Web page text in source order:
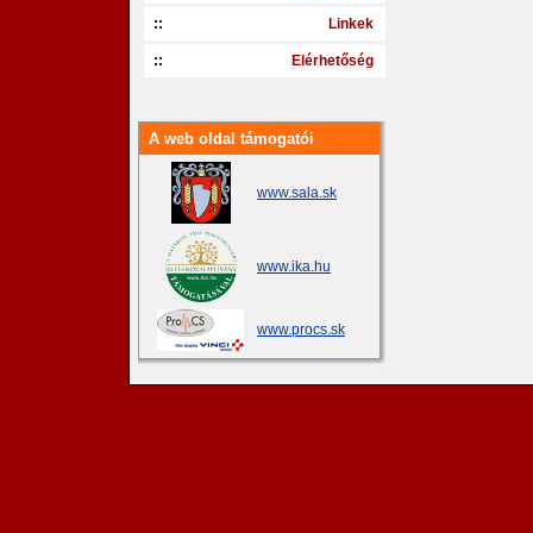
:: Linkek
:: Elérhetőség
A web oldal támogatói
www.sala.sk
www.ika.hu
www.procs.sk